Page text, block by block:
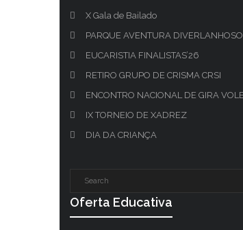
X Gala de Bailado
PARQUE AVENTURA DIVERLANHOSO
EUCARISTIA FINALISTAS’26
RETIRO GRUPO DE CRISMA CRSI
ENCONTRO NACIONAL DE GIRA
IX TORNEIO DE XADREZ
DIA DA CRIANÇA
Oferta Educativa